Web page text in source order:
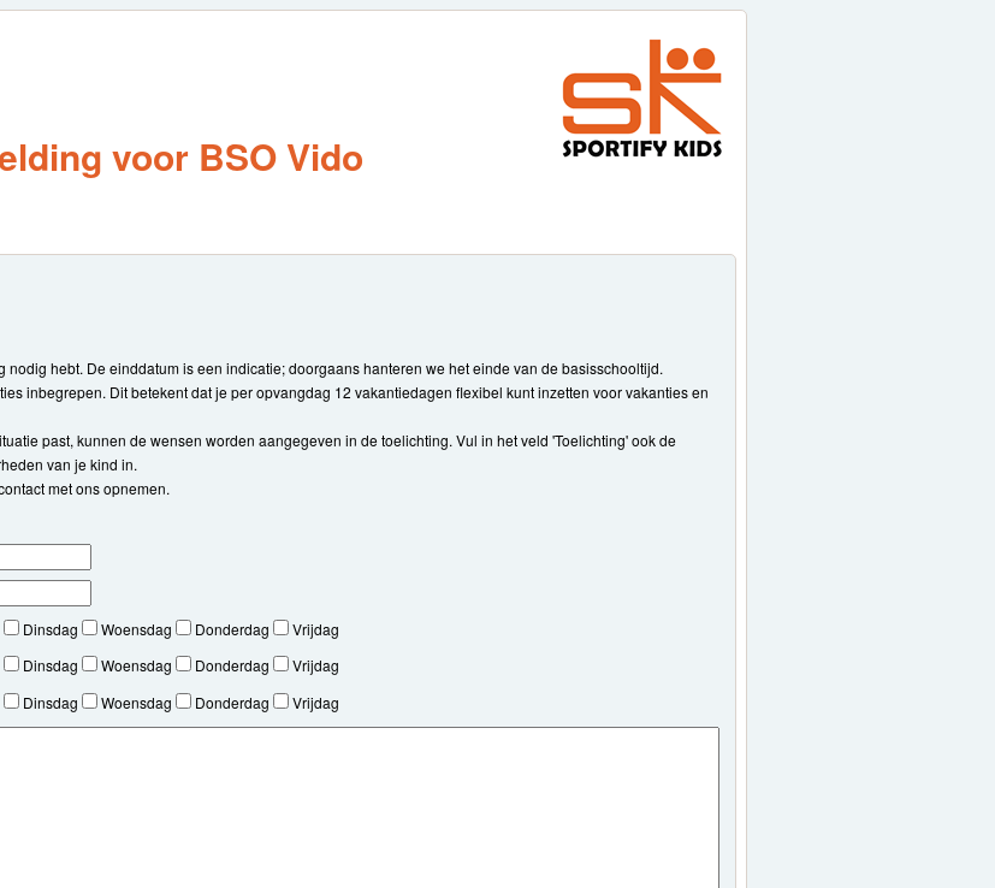
voor BSO Vido
hebt. De einddatum is een indicatie; doorgaans hanteren we het einde van de basisschooltijd.
inbegrepen. Dit betekent dat je per opvangdag 12 vakantiedagen flexibel kunt inzetten voor vakanties en
past, kunnen de wensen worden aangegeven in de toelichting. Vul in het veld 'Toelichting' ook de
van je kind in.
met ons opnemen.
Dinsdag Woensdag Donderdag
Vrijdag
Dinsdag Woensdag Donderdag
Vrijdag
Dinsdag Woensdag Donderdag
Vrijdag